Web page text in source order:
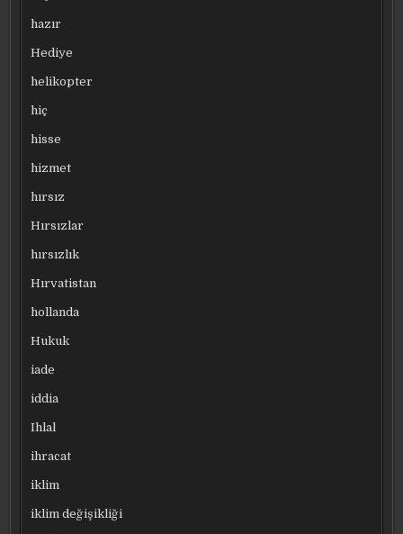
hazır
Hediye
helikopter
hiç
hisse
hizmet
hırsız
Hırsızlar
hırsızlık
Hırvatistan
hollanda
Hukuk
iade
iddia
Ihlal
ihracat
iklim
iklim değişikliği